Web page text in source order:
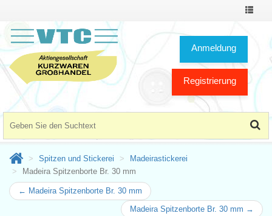
Toggle
Anmeldung
Registrierung
Spitzen und Stickerei
Madeirastickerei
Madeira Spitzenborte Br. 30 mm
← Madeira Spitzenborte Br. 30 mm
Madeira Spitzenborte Br. 30 mm →